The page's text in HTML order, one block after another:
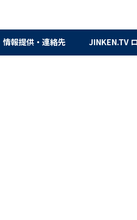
情報提供・連絡先 JINKEN.TV